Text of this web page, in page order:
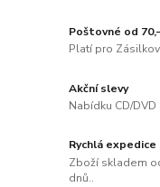
Poštovné od
Platí pro
Akční slevy
Nabídku CD/
Rychlá expedice
Zboží skladem
dnů..